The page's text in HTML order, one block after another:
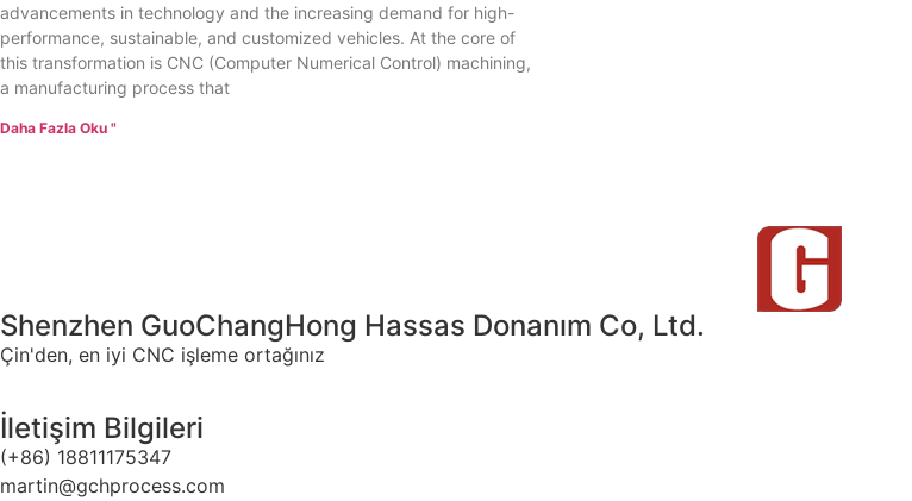
advancements in technology and the increasing demand for high-
performance, sustainable, and customized vehicles. At the core of
this transformation is CNC (Computer Numerical Control) machining,
a manufacturing process that
Daha Fazla Oku "
Shenzhen GuoChangHong Hassas Donanım Co, Ltd.
Çin'den, en iyi CNC işleme ortağınız
İletişim Bilgileri
(+86) 18811175347
martin@gchprocess.com